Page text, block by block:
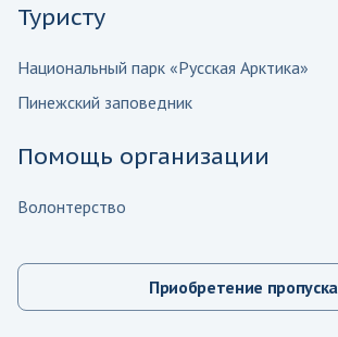
Туристу
Национальный парк «Русская Арктика»
Пинежский заповедник
Помощь организации
Волонтерство
Приобретение пропуска